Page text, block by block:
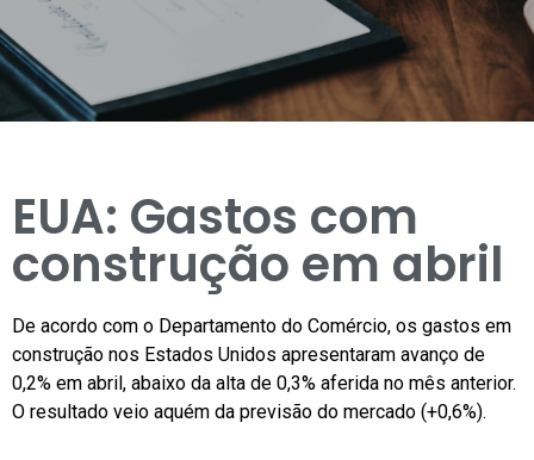
EUA: Gastos com
construção em abril
De acordo com o Departamento do Comércio, os gastos em
construção nos Estados Unidos apresentaram avanço de
0,2% em abril, abaixo da alta de 0,3% aferida no mês anterior.
O resultado veio aquém da previsão do mercado (+0,6%).